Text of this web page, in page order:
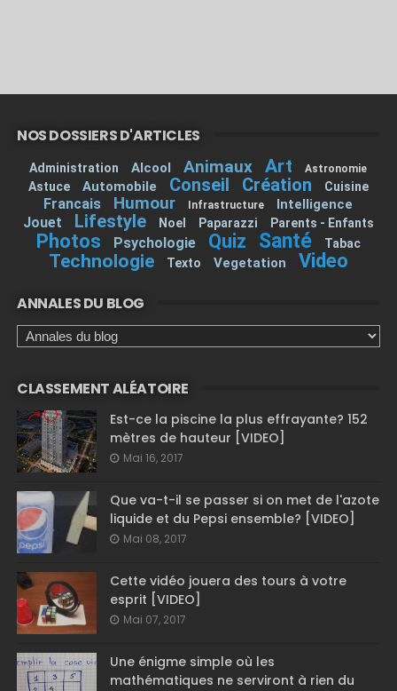
NOS DOSSIERS D'ARTICLES
Administration Alcool Animaux Art Astronomie
Astuce Automobile Conseil Création Cuisine
Francais Humour Infrastructure Intelligence
Jouet Lifestyle Noel Paparazzi Parents - Enfants
Photos Psychologie Quiz Santé Tabac
Technologie Texto Vegetation Video
ANNALES DU BLOG
CLASSEMENT ALÉATOIRE
Est-ce la piscine la plus effrayante? 152
mètres de hauteur [VIDEO]
Mai 16, 2017
Que va-t-il se passer si on met de l'azote
liquide et du Pepsi ensemble? [VIDEO]
Mai 08, 2017
Cette vidéo jouera des tours à votre
esprit [VIDEO]
Mai 07, 2017
Une énigme simple où les
mathématiques ne serviront à rien du